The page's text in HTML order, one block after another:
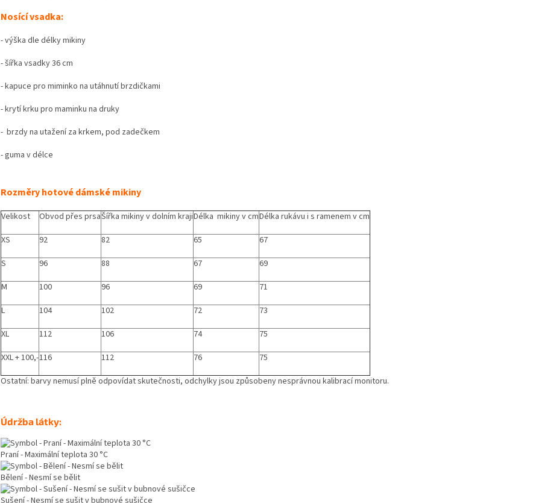
Nosící vsadka:
- výška dle délky mikiny
- šířka vsadky 36 cm
- kapuce pro miminko na utáhnutí brzdičkami
- krytí krku pro maminku na druky
- brzdy na utažení za krkem, pod zadečkem
- guma v délce
Rozměry hotové dámské mikiny
Velikost Obvod přes prsaŠířka mikiny v dolním krajiDélka mikiny v cmDélka rukávu i s ramenem v cm
XS
92 82 65
67
S
96 88 67
69
M
100 96 69
71
L
104 102 72
73
XL
112 106 74
75
XXL + 100,-116 112 76
75
Ostatní: barvy nemusí plně odpovídat skutečnosti, odchylky jsou způsobeny nesprávnou kalibrací monitoru.
Údržba látky:
Praní - Maximální teplota 30 °C
Bělení - Nesmí se bělit
Sušení - Nesmí se sušit v bubnové sušičce